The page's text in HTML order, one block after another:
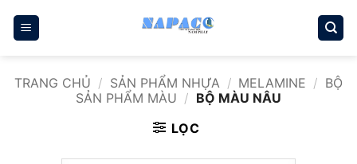
qua
TRANG CHỦ / SẢN PHẨM NHỰA / MELAMINE / BỘ
SẢN PHẨM MÀU / BỘ MÀU NÂU
LỌC